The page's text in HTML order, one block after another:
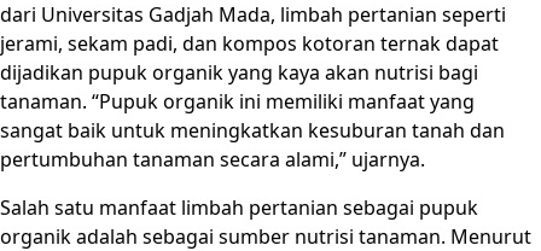
dari Universitas Gadjah Mada, limbah pertanian seperti
jerami, sekam padi, dan kompos kotoran ternak dapat
dijadikan pupuk organik yang kaya akan nutrisi bagi
tanaman. “Pupuk organik ini memiliki manfaat yang
sangat baik untuk meningkatkan kesuburan tanah dan
pertumbuhan tanaman secara alami,” ujarnya.
Salah satu manfaat limbah pertanian sebagai pupuk
organik adalah sebagai sumber nutrisi tanaman. Menurut